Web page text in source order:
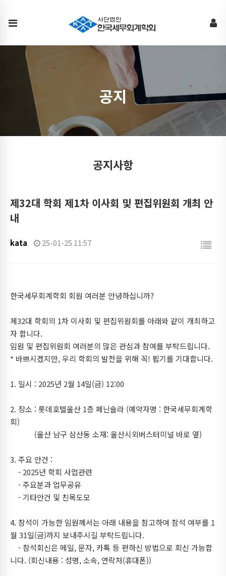
지
공지
공지사항
제32대 학회 제1차 이사회 및 편집위원회 개최 안
내
kata 25-01-25 11:57
한국세무회계학회 회원 여러분 안녕하십니까?
제32대 학회의 1차 이사회 및 편집위원회를 아래와 같이 개최하고
자 합니다.
임원 및 편집위원회 여러분의 많은 관심과 참여를 부탁드립니다.
* 바쁘시겠지만, 우리 학회의 발전을 위해 꼭! 뵙기를 기대합니다.
1. 일시 : 2025년 2월 14일(금) 12:00
2. 장소 : 롯데호텔울산 1층 페닌슐라 (예약자명 : 한국세무회계학
회)
(울산 남구 삼산동 소재: 울산시외버스터미널 바로 옆)
3. 주요 안건 :
- 2025년 학회 사업관련
- 주요분과 업무공유
- 기타안건 및 친목도모
4. 참석이 가능한 임원께서는 아래 내용을 참고하여 참석 여부를 1
월 31일(금)까지 보내주시길 부탁드립니다.
- 참석회신은 메일, 문자, 카톡 등 편하신 방법으로 회신 가능합
니다. (회신내용 : 성명, 소속, 연락처(휴대폰))